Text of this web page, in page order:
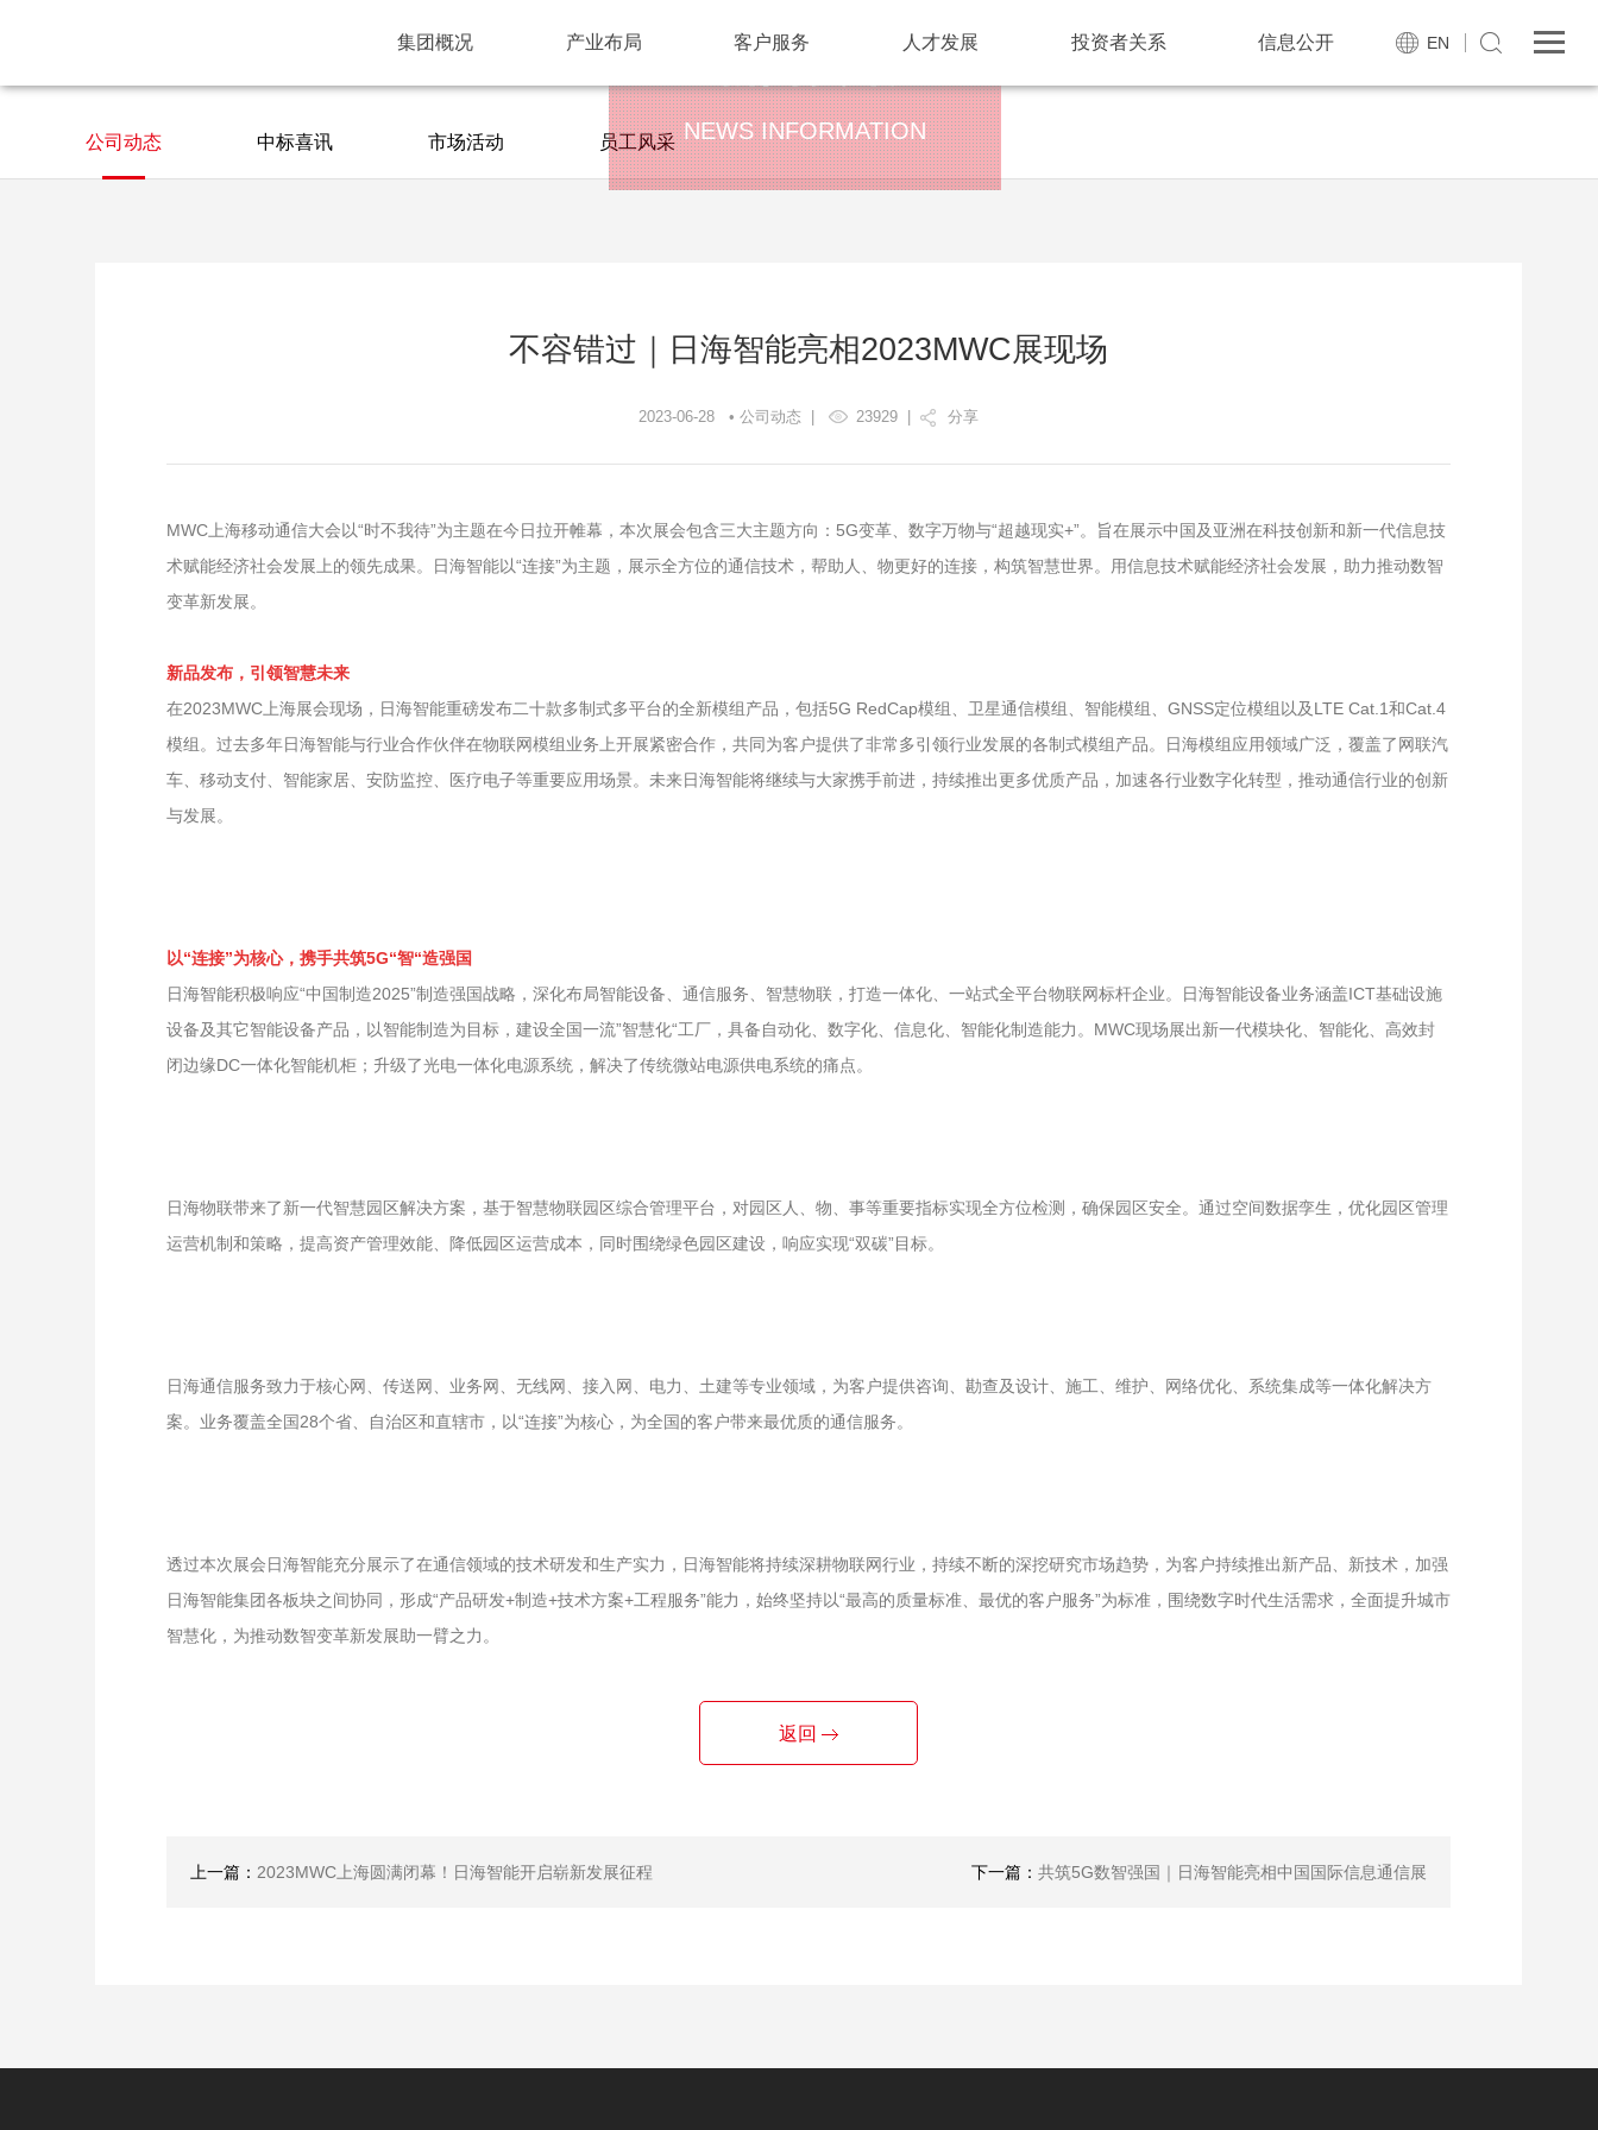
EN
集团概况 产业布局 客户服务 人才发展 投资者关系 信息公开
新闻资讯
NEWS INFORMATION
公司动态 中标喜讯 市场活动 员工风采
不容错过｜日海智能亮相2023MWC展现场
2023-06-28 • 公司动态 | 23929 分享
MWC上海移动通信大会以“时不我待”为主题在今日拉开帷幕，本次展会包含三大主题方向：5G变革、数字万物与“超越现实+”。旨在展示中国及亚洲在科技创新和新一代信息技
术赋能经济社会发展上的领先成果。日海智能以“连接”为主题，展示全方位的通信技术，帮助人、物更好的连接，构筑智慧世界。用信息技术赋能经济社会发展，助力推动数智
变革新发展。
新品发布，引领智慧未来
在2023MWC上海展会现场，日海智能重磅发布二十款多制式多平台的全新模组产品，包括5G RedCap模组、卫星通信模组、智能模组、GNSS定位模组以及LTE Cat.1和Cat.4
模组。过去多年日海智能与行业合作伙伴在物联网模组业务上开展紧密合作，共同为客户提供了非常多引领行业发展的各制式模组产品。日海模组应用领域广泛，覆盖了网联汽
车、移动支付、智能家居、安防监控、医疗电子等重要应用场景。未来日海智能将继续与大家携手前进，持续推出更多优质产品，加速各行业数字化转型，推动通信行业的创新
与发展。
以“连接”为核心，携手共筑5G“智“造强国
日海智能积极响应“中国制造2025”制造强国战略，深化布局智能设备、通信服务、智慧物联，打造一体化、一站式全平台物联网标杆企业。日海智能设备业务涵盖ICT基础设施
设备及其它智能设备产品，以智能制造为目标，建设全国一流”智慧化“工厂，具备自动化、数字化、信息化、智能化制造能力。MWC现场展出新一代模块化、智能化、高效封
闭边缘DC一体化智能机柜；升级了光电一体化电源系统，解决了传统微站电源供电系统的痛点。
日海物联带来了新一代智慧园区解决方案，基于智慧物联园区综合管理平台，对园区人、物、事等重要指标实现全方位检测，确保园区安全。通过空间数据孪生，优化园区管理
运营机制和策略，提高资产管理效能、降低园区运营成本，同时围绕绿色园区建设，响应实现“双碳”目标。
日海通信服务致力于核心网、传送网、业务网、无线网、接入网、电力、土建等专业领域，为客户提供咨询、勘查及设计、施工、维护、网络优化、系统集成等一体化解决方
案。业务覆盖全国28个省、自治区和直辖市，以“连接”为核心，为全国的客户带来最优质的通信服务。
透过本次展会日海智能充分展示了在通信领域的技术研发和生产实力，日海智能将持续深耕物联网行业，持续不断的深挖研究市场趋势，为客户持续推出新产品、新技术，加强
日海智能集团各板块之间协同，形成“产品研发+制造+技术方案+工程服务”能力，始终坚持以“最高的质量标准、最优的客户服务”为标准，围绕数字时代生活需求，全面提升城市
智慧化，为推动数智变革新发展助一臂之力。
返回
上一篇： 2023MWC上海圆满闭幕！日海智能开启崭新发展征程 下一篇： 共筑5G数智强国｜日海智能亮相中国国际信息通信展